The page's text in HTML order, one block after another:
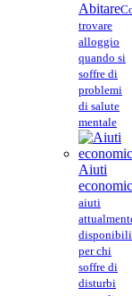
Abitare
trovare
alloggio
quando si
soffre di
problemi
di salute
mentale
Aiuti
aiuti
disponibili
per chi
soffre di
disturbi